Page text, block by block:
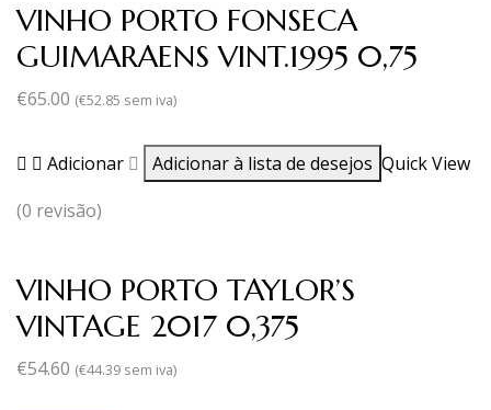
VINHO PORTO FONSECA
GUIMARAENS VINT.1995 0,75
€65.00 (€52.85 sem iva)
Adicionar Adicionar à lista de desejos Quick View
(0 revisão)
VINHO PORTO TAYLOR’S
VINTAGE 2017 0,375
€54.60 (€44.39 sem iva)